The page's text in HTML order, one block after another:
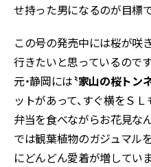
せ持った男になるのが目標で
この号の発売中には桜が咲
行きたいと思っているので
元・静岡には〝家山の桜トン
ットがあって、すぐ横をＳ
弁当を食べながらお花見な
では観葉植物のガジュマル
にどんどん愛着が増してい